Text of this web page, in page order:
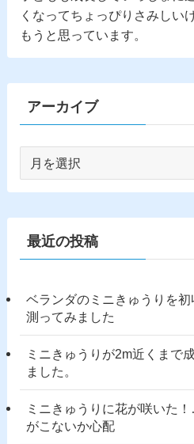
くなってちょっぴりさみしい
もうと思っています。
アーカイブ
カ
イ
ブ
最近の投稿
ベランダのミニきゅうりを
測ってみました
ミニきゅうりが2m近くまで
ました。
ミニきゅうりに花が咲いた
がこないか心配